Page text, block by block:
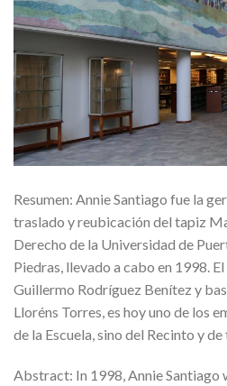
Resumen: Annie Santiago fue la
traslado y reubicación del tapiz
Derecho de la Universidad de
Piedras, llevado a cabo en 1998.
Guillermo Rodríguez Benítez y
Lloréns Torres, es hoy uno de los
de la Escuela, sino del Recinto y
Abstract: In 1998, Annie Santiago